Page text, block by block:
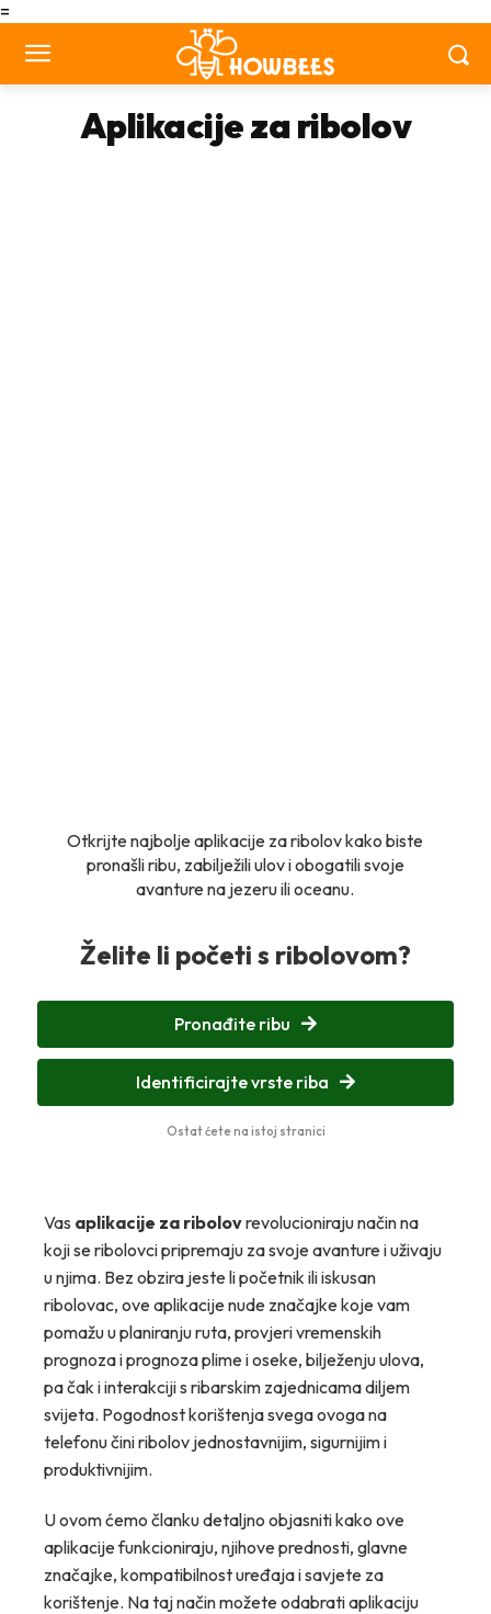
=
Aplikacije za ribolov
Otkrijte najbolje aplikacije za ribolov kako biste
pronašli ribu, zabilježili ulov i obogatili svoje
avanture na jezeru ili oceanu.
Želite li početi s ribolovom?
Pronađite ribu
Identificirajte vrste riba
Ostat ćete na istoj stranici
Vas aplikacije za ribolovrevolucioniraju način na
koji se ribolovci pripremaju za svoje avanture i uživaju
u njima. Bez obzira jeste li početnik ili iskusan
ribolovac, ove aplikacije nude značajke koje vam
pomažu u planiranju ruta, provjeri vremenskih
prognoza i prognoza plime i oseke, bilježenju ulova,
pa čak i interakciji s ribarskim zajednicama diljem
svijeta. Pogodnost korištenja svega ovoga na
telefonu čini ribolov jednostavnijim, sigurnijim i
produktivnijim.
U ovom ćemo članku detaljno objasniti kako ove
aplikacije funkcioniraju, njihove prednosti, glavne
značajke, kompatibilnost uređaja i savjete za
korištenje. Na taj način možete odabrati aplikaciju